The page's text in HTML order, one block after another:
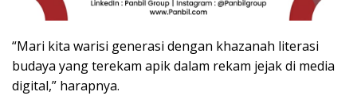
“Mari kita warisi generasi dengan khazanah literasi
budaya yang terekam apik dalam rekam jejak di media
digital,” harapnya.